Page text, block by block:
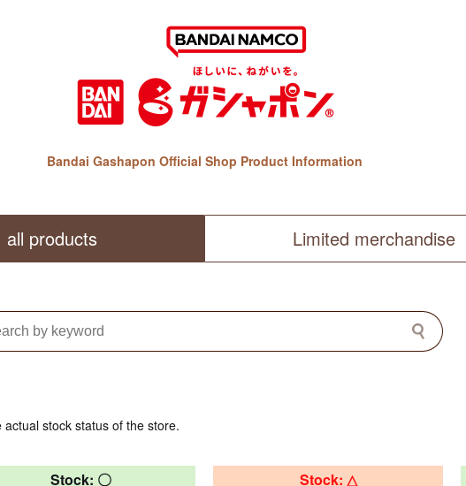
Bandai Gashapon Official Shop Product Information
all products Limited merchandise
stock status of the store.
Stock: 〇 Stock: △